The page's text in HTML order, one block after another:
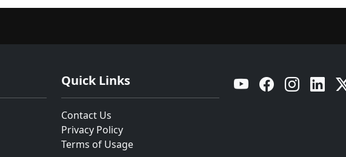
Quick Links
Contact Us
Privacy Policy
Terms of Usage
YouTube Facebook Instagram